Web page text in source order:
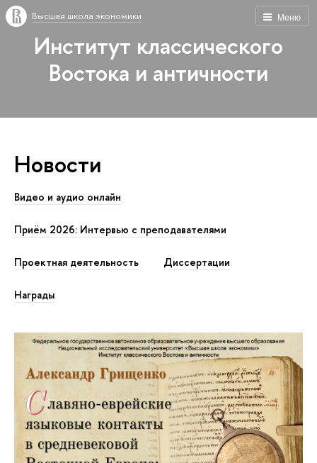
Меню
Высшая школа экономики
Институт классического
Востока и античности
Новости
Видео и аудио онлайн
Приём 2026: Интервью с преподавателями
Проектная деятельность Диссертации
Награды